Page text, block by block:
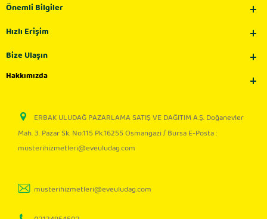
Önemli Bilgiler
Hızlı Erişim
Bize Ulaşın
Hakkımızda
ERBAK ULUDAĞ PAZARLAMA SATIŞ VE DAĞITIM A.Ş. Doğanevler
Mah. 3. Pazar Sk. No:115 Pk.16255 Osmangazi / Bursa E-Posta :
musterihizmetleri@eveuludag.com
musterihizmetleri@eveuludag.com